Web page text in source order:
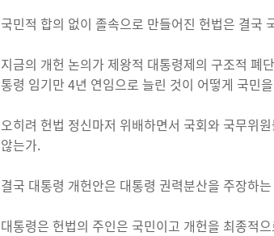
국민적 합의 없이 졸속으로 만들어진 헌법은 결국
지금의 개헌 논의가 제왕적 대통령제의 구조적 폐
통령 임기만 4년 연임으로 늘린 것이 어떻게 국민
오히려 헌법 정신마저 위배하면서 국회와 국무위
않는가.
결국 대통령 개헌안은 대통령 권력분산을 주장하
대통령은 헌법의 주인은 국민이고 개헌을 최종적